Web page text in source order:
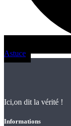
Astuce
Ici,on dit la vérité !
Informations